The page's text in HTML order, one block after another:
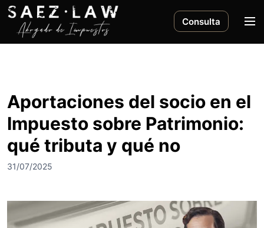
Consulta
M
Aportaciones del socio en el
Impuesto sobre Patrimonio:
qué tributa y qué no
31/07/2025